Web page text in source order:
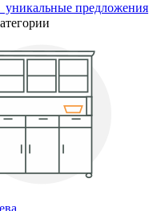
предложения